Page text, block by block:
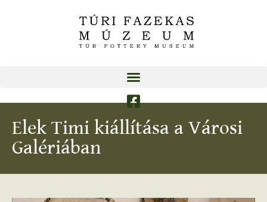
Elek Timi kiállítása a Városi
Galériában